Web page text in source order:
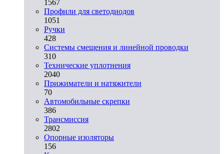
1567
Профили для светодиодов
1051
Ручки
428
Системы смещения и линейной проводки
310
Технические уплотнения
2040
Прижиматели и натяжители
70
Автомобильные скрепки
386
Трансмиссия
2802
Опорные изоляторы
156